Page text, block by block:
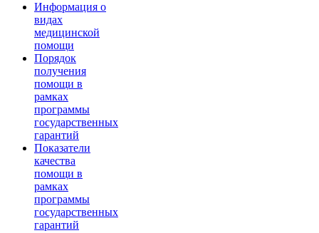
Информация о
видах
медицинской
помощи
Порядок
получения
помощи в
рамках
программы
государственных
гарантий
Показатели
качества
помощи в
рамках
программы
государственных
гарантий